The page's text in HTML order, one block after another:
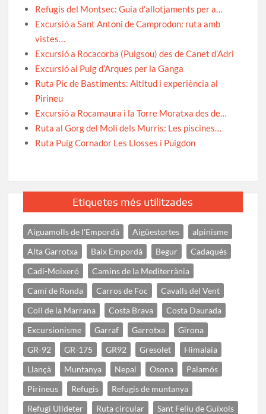
Refugis del Montsec: Guia d’allotjaments per a…
Excursió a Sant Antoni de Camprodon: ruta amb
vistes…
Excursió a Rocacorba (Puigsou) des de Canet d’Adri
Excursió al Puig d’Arques per la Ganga
Ruta Pic de Bastiments: Altitud i experiència al
Pirineu
Excursió a Rocamaura i la Torre Moratxa des de…
Ruta al Gorg del Molí dels Murris: Les piscines…
Ruta Puig Cornador Les Llosses i Puigdon
Etiquetes més utilitzades
Aiguamolls de l'Empordà Aigüestortes
alpinisme
Alta Garrotxa
Baix Empordà Begur
Cadaqués
Cadí-Moixeró
Camins de la Mediterrània
Camí de Ronda
Carros de Foc
Cavalls del Vent
Coll de la Marrana
Costa Brava
Costa Daurada
Excursionisme
Garraf Garrotxa
Girona
GR-92
GR-175 GR92 Gresolet
Himalaia
Llançà
Muntanya Nepal Osona
Palamós
Pirineus
Refugis
Refugis de muntanya
Refugi Ulldeter
Ruta circular
Sant Feliu de Guíxols